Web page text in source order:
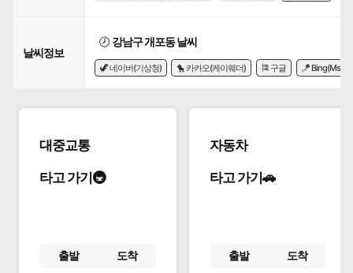
날씨정보
🕗 강남구 개포동 날씨
🦖 네이버(기상청) 🐤 카카오(케이웨더) 🎏 구글 🪁 Bing(Msn)
대중교통
타고 가기🚇
출발 도착
자동차
타고 가기🚗
출발 도착